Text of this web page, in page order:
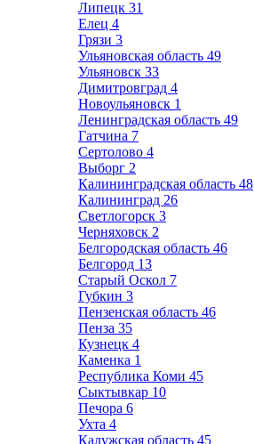
Липецк 31
Елец 4
Грязи 3
Ульяновская область 49
Ульяновск 33
Димитровград 4
Новоульяновск 1
Ленинградская область 49
Гатчина 7
Сертолово 4
Выборг 2
Калининградская область 48
Калининград 26
Светлогорск 3
Черняховск 2
Белгородская область 46
Белгород 13
Старый Оскол 7
Губкин 3
Пензенская область 46
Пенза 35
Кузнецк 4
Каменка 1
Республика Коми 45
Сыктывкар 10
Печора 6
Ухта 4
Калужская область 45